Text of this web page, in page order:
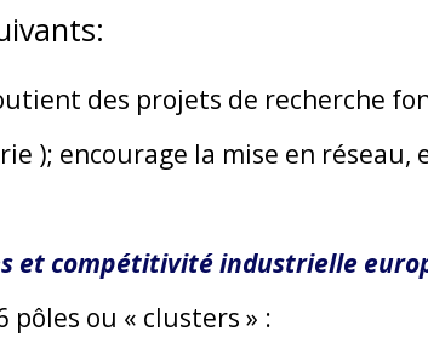
des projets de recherche
); encourage la mise en
et compétitivité industrielle
ou « clusters » :